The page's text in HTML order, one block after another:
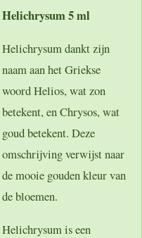
Helichrysum 5 ml
Helichrysum dankt zijn
naam aan het Griekse
woord Helios, wat zon
betekent, en Chrysos, wat
goud betekent. Deze
omschrijving verwijst naar
de mooie gouden kleur van
de bloemen.
Helichrysum is een